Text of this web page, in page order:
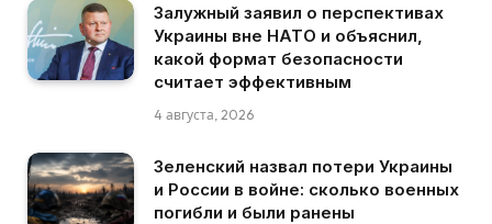
Залужный заявил о перспективах
Украины вне НАТО и объяснил,
какой формат безопасности
считает эффективным
4 августа, 2026
Зеленский назвал потери Украины
и России в войне: сколько военных
погибли и были ранены